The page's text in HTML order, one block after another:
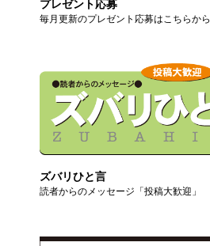
プレゼント応募
毎月更新のプレゼント応募はこちらから
ズバリひと言
読者からのメッセージ「投稿大歓迎」